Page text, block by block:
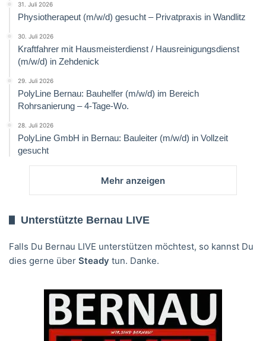
31. Juli 2026
Physiotherapeut (m/w/d) gesucht – Privatpraxis in Wandlitz
30. Juli 2026
Kraftfahrer mit Hausmeisterdienst / Hausreinigungsdienst
(m/w/d) in Zehdenick
29. Juli 2026
PolyLine Bernau: Bauhelfer (m/w/d) im Bereich
Rohrsanierung – 4-Tage-Wo.
28. Juli 2026
PolyLine GmbH in Bernau: Bauleiter (m/w/d) in Vollzeit
gesucht
Mehr anzeigen
Unterstützte Bernau LIVE
Falls Du Bernau LIVE unterstützen möchtest, so kannst Du
dies gerne über Steady tun. Danke.